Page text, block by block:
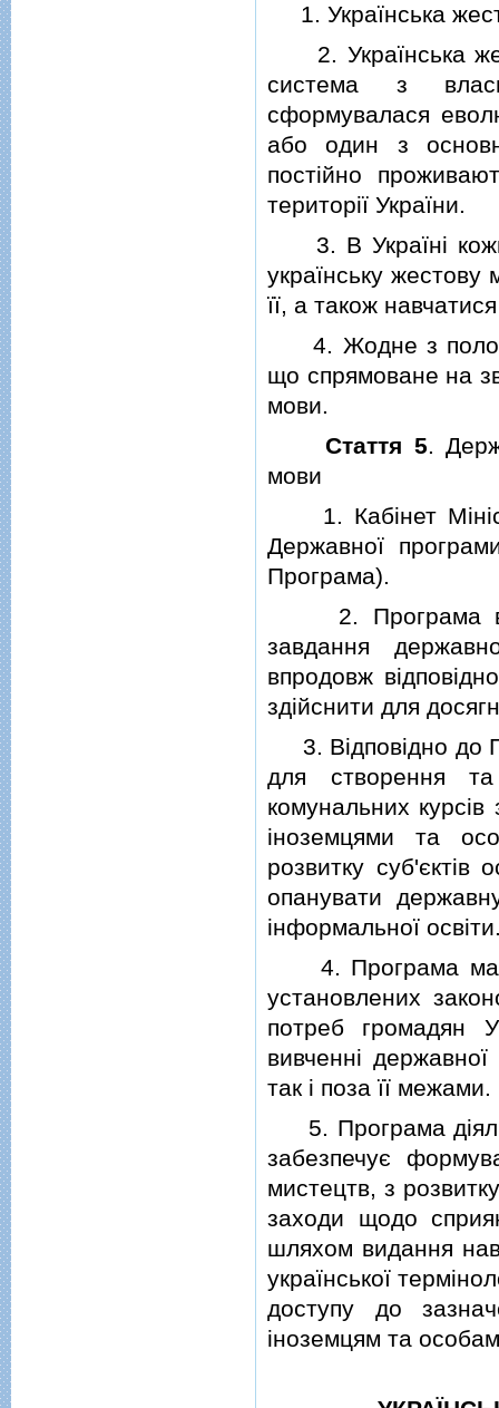
1. Українська
2. Українська
система з
сформувалася
або один з
постiйно
територiї України.
3. В Українi
українську
її, а також
4. Жодне з
що спрямоване на
мови.
Стаття 5.
мови
1. Кабiнет
Державної
Програма).
2. Програма
завдання
впродовж
здiйснити для
3. Вiдповiдно до
для створення
комунальних курсiв
iноземцями та
розвитку суб'єктiв
опанувати
iнформальної
4. Програма має
установлених
потреб громадян
вивченнi
так i поза її межами.
5. Програма
забезпечує
мистецтв, з
заходи щодо
шляхом видання
української
доступу до
iноземцям та